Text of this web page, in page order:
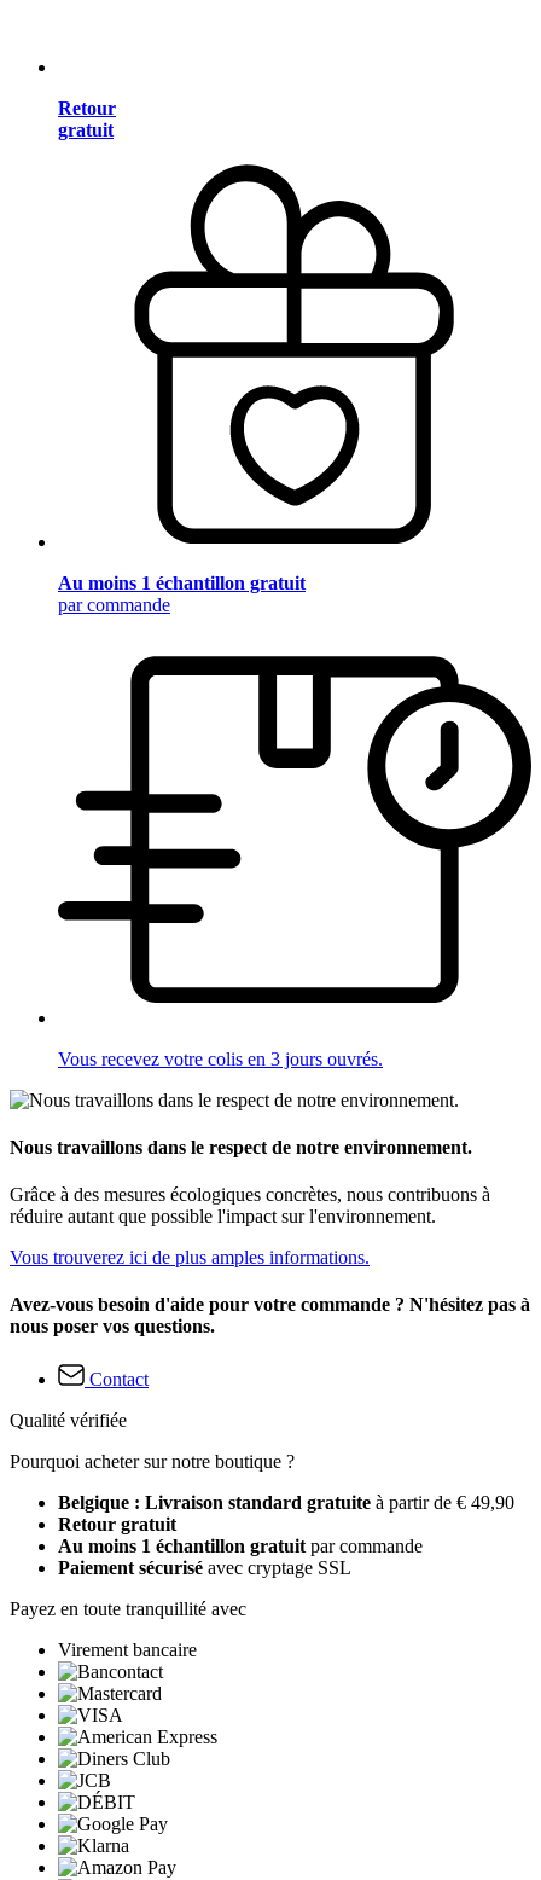
Retour
gratuit
Au moins 1 échantillon gratuit
par commande
Vous recevez votre colis en 3 jours ouvrés.
Nous travaillons dans le respect de notre environnement.
Grâce à des mesures écologiques concrètes, nous contribuons à
réduire autant que possible l'impact sur l'environnement.
Vous trouverez ici de plus amples informations.
Avez-vous besoin d'aide pour votre commande ? N'hésitez pas à
nous poser vos questions.
Contact
Qualité vérifiée
Pourquoi acheter sur notre boutique ?
Belgique : Livraison standard gratuite à partir de € 49,90
Retour gratuit
Au moins 1 échantillon gratuit par commande
Paiement sécurisé avec cryptage SSL
Payez en toute tranquillité avec
Virement bancaire